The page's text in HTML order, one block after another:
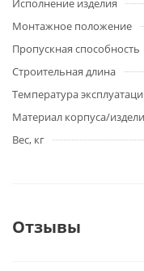
Исполнение изделия
Монтажное положение
Пропускная способность
Строительная длина
Температура
Материал корпуса/
Вес, кг
Отзывы